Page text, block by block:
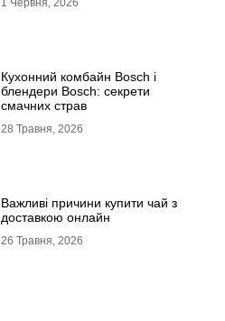
1 Червня, 2026
Кухонний комбайн Bosch і
блендери Bosch: секрети
смачних страв
28 Травня, 2026
Важливі причини купити чай з
доставкою онлайн
26 Травня, 2026